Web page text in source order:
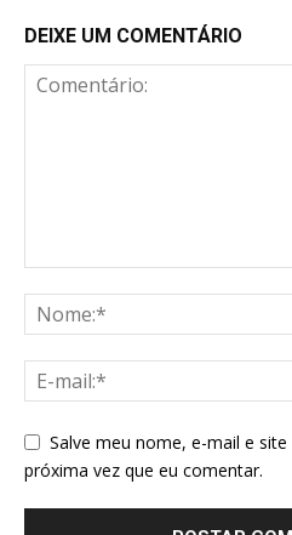
DEIXE UM COMENTÁRIO
Salve meu nome, e-mail e
próxima vez que eu comentar.